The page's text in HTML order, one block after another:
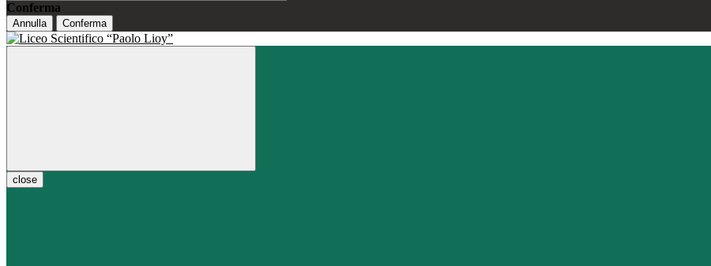
Conferma
Annulla Conferma
close